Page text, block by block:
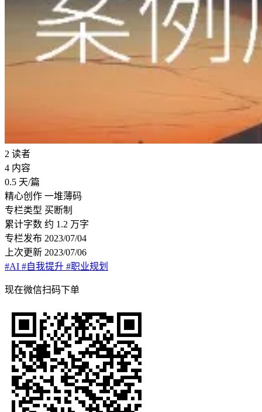
2 读者
4 内容
0.5 天/篇
精心创作 一堆薄码
专栏类型 买断制
累计字数 约 1.2 万字
专栏发布 2023/07/04
上次更新 2023/07/06
#AI #自我提升 #职业规划
现在微信扫码下单